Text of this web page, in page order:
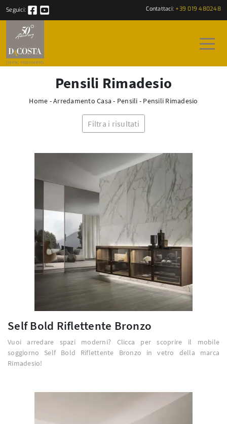
Seguici: Contattaci: +39 019 480248
Pensili Rimadesio
Home -Arredamento Casa - Pensili - Pensili Rimadesio
Filtra i risultati
Self Bold Riflettente Bronzo
Vuoi arredare spazi moderni? Clicca per scoprire il mobile
soggiorno Self Bold Riflettente Bronzo in vetro della marca
Rimadesio!